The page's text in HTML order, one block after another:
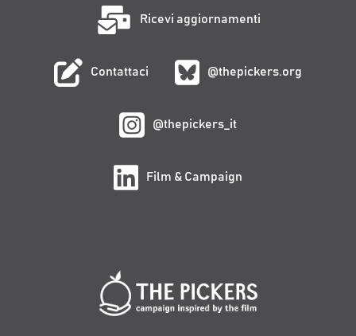
Ricevi aggiornamenti
Contattaci @thepickers.org
@thepickers_it
Film & Campaign